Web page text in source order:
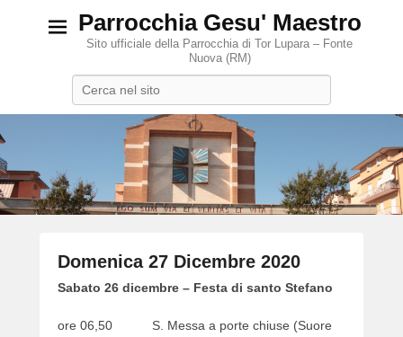
Parrocchia Gesu' Maestro
Sito ufficiale della Parrocchia di Tor Lupara – Fonte
Nuova (RM)
Domenica 27 Dicembre 2020
P
s
Sabato 26 dicembre – Festa di santo Stefano
ore 06,50 S. Messa a porte chiuse (Suore